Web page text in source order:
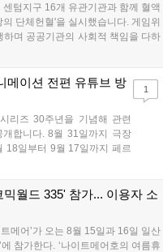
텀지구 16개 유관기관과 함께 혈액
단체헌혈'을 실시했습니다. 게임위
며 공공기관의 사회적 책임을 다하
원회 등 14개 기관 임직원이 동참
게 감사의 뜻을 전하며 헌혈 문화
메이션 전편 유튜브 방
리즈 30주년을 기념해 관련
합니다. 8월 31일까지 극장
18일부터 9월 17일까지 페르
월 14일까지 페르소나5 시
념 영상 및 대형 전광판에 소
1
월드 335' 참가... 이용자 소
메어’가 오는 8월 15일과 16일 일산
참가한다. ‘나이트메어호의 여름휴